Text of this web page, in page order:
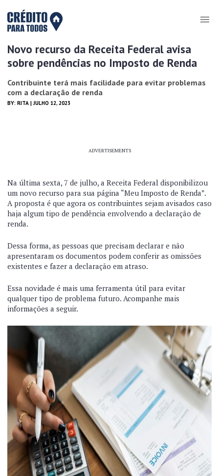
Novo recurso da Receita Federal avisa
sobre pendências no Imposto de Renda
Contribuinte terá mais facilidade para evitar problemas
com a declaração de renda
BY: RITA | JULHO 12, 2023
ADVERTISEMENTS
Na última sexta, 7 de julho, a Receita Federal disponibilizou
um novo recurso para sua página “Meu Imposto de Renda”.
A proposta é que agora os contribuintes sejam avisados caso
haja algum tipo de pendência envolvendo a declaração de
renda.
Dessa forma, as pessoas que precisam declarar e não
apresentaram os documentos podem conferir as omissões
existentes e fazer a declaração em atraso.
Essa novidade é mais uma ferramenta útil para evitar
qualquer tipo de problema futuro. Acompanhe mais
informações a seguir.